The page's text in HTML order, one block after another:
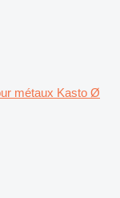
métaux Kasto Ø